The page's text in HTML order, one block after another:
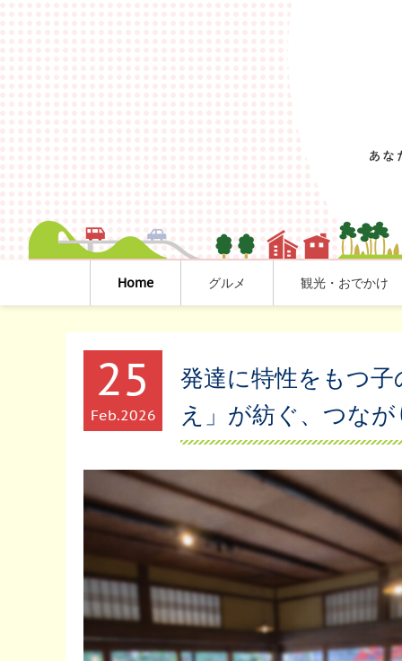
Home グルメ 観光・おでかけ
25
Feb 2026
発達に特性をもつ
え」が紡ぐ、つな